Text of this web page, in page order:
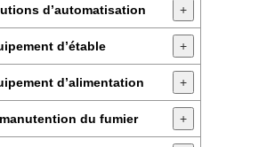
d’automatisation +
d’étable +
d’alimentation +
du fumier +